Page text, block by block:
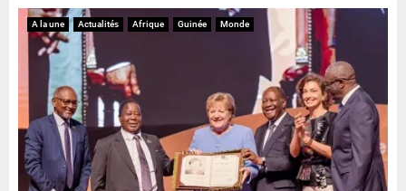
A la une Actualités Afrique Guinée Monde